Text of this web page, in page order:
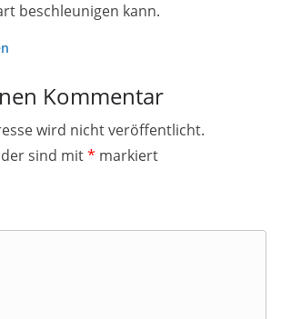
beschleunigen kann.
Kommentar
wird nicht veröffentlicht.
sind mit* markiert